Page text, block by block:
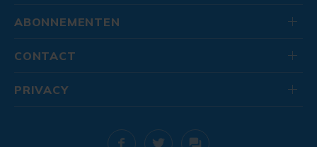
ABONNEMENTEN
CONTACT
PRIVACY